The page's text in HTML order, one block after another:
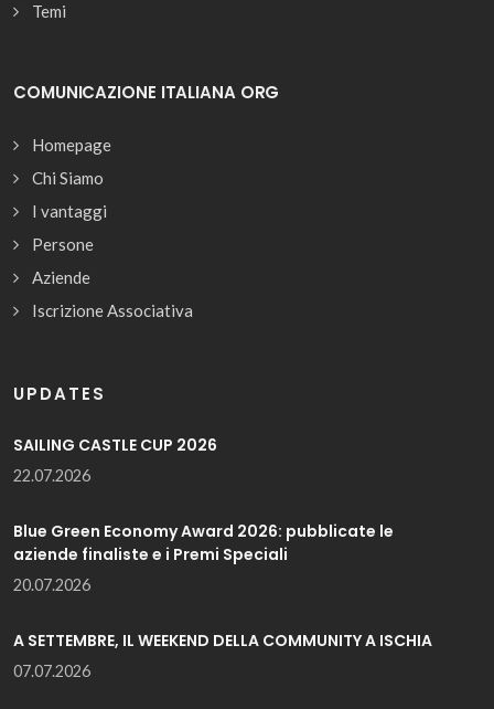
Temi
COMUNICAZIONE ITALIANA ORG
Homepage
Chi Siamo
I vantaggi
Persone
Aziende
Iscrizione Associativa
UPDATES
SAILING CASTLE CUP 2026
22.07.2026
Blue Green Economy Award 2026: pubblicate le
aziende finaliste e i Premi Speciali
20.07.2026
A SETTEMBRE, IL WEEKEND DELLA COMMUNITY A ISCHIA
07.07.2026